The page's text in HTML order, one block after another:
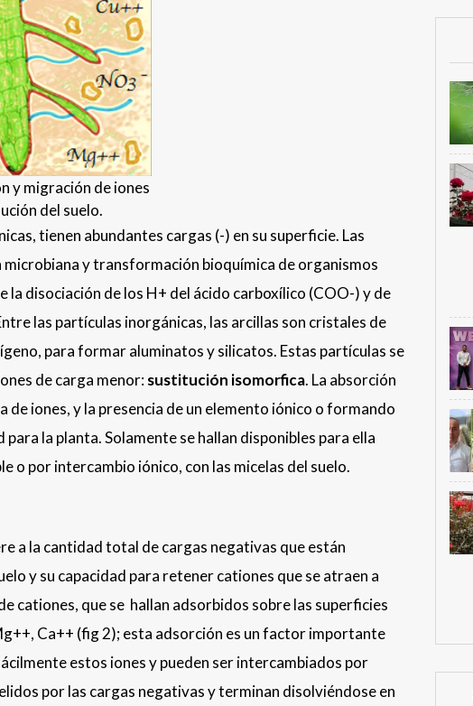
y migración de iones
del suelo.
tienen abundantes cargas (-) en su superficie. Las
y transformación bioquímica de organismos
disociación de los H+ del ácido carboxílico (COO-) y de
las partículas inorgánicas, las arcillas son cristales de
para formar aluminatos y silicatos. Estas partículas se
de carga menor:sustitución isomorfica. La absorción
iones, y la presencia de un elemento iónico o formando
la planta. Solamente se hallan disponibles para ella
o por intercambio iónico, con las micelas del suelo.
a la cantidad total de cargas negativas que están
y su capacidad para retener cationes que se atraen a
cationes, que se hallan adsorbidos sobre las superficies
Ca++ (fig 2); esta adsorción es un factor importante
estos iones y pueden ser intercambiados por
por las cargas negativas y terminan disolviéndose en